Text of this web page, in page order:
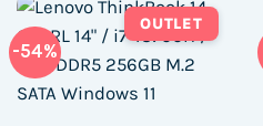
-54%
OUTLET